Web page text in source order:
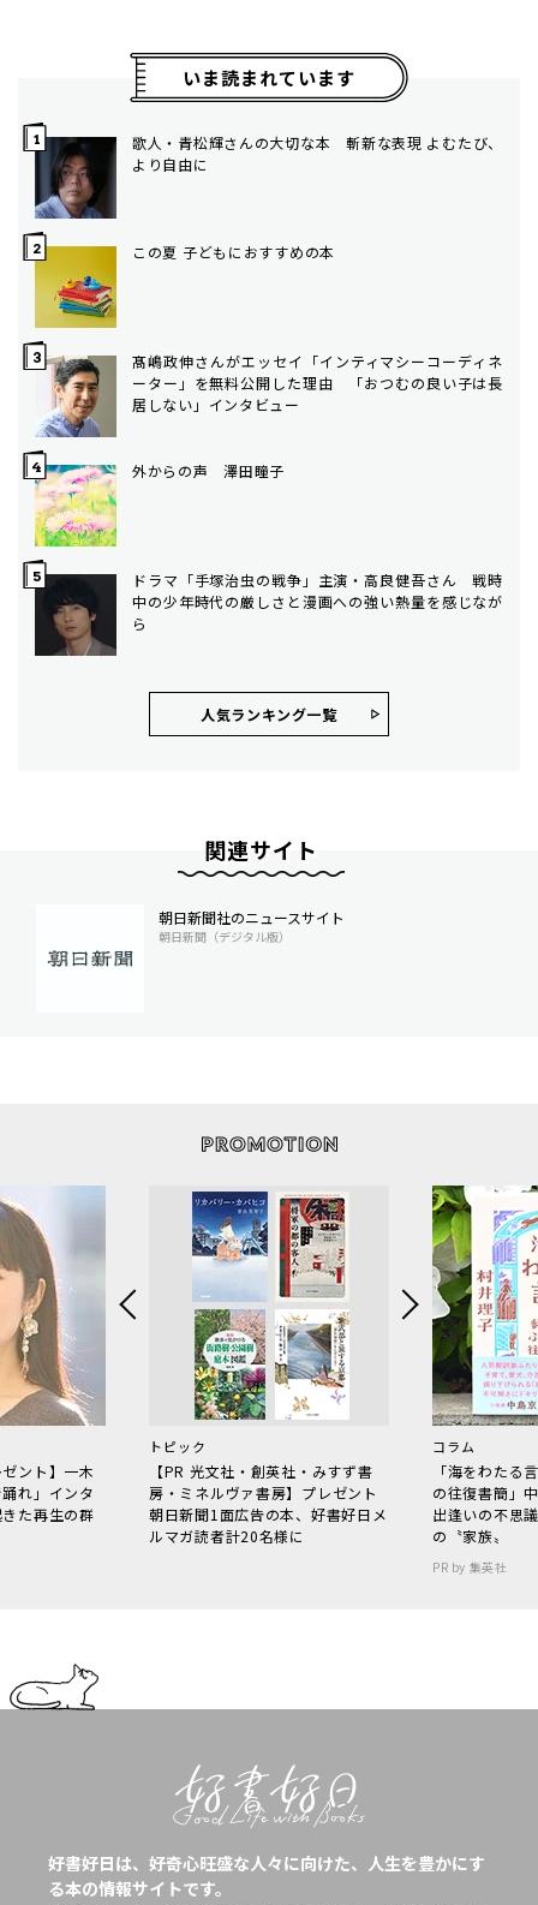
いま読まれています
歌人・青松輝さんの大切な本 斬新な表現 よむたび、
より自由に
この夏 子どもにおすすめの本
髙嶋政伸さんがエッセイ「インティマシーコーディネ
ーター」を無料公開した理由 「おつむの良い子は長
居しない」インタビュー
外からの声 澤田瞳子
ドラマ「手塚治虫の戦争」主演・高良健吾さん 戦時
中の少年時代の厳しさと漫画への強い熱量を感じなが
ら
人気ランキング⼀覧
関連サイト
朝日新聞社のニュースサイト
朝日新聞（デジタル版）
ント】一木
れ」インタ
た再生の群
トピック
【PR 光文社・創英社・みすず書
房・ミネルヴァ書房】プレゼント
朝日新聞1面広告の本、好書好日メ
ルマガ読者計20名様に
コラム
「海をわた
の往復書簡」
出逢いの不思
の〝家族〟
PR by 集英社
好書好日は、好奇心旺盛な人々に向けた、人生を豊かにす
る本の情報サイトです。